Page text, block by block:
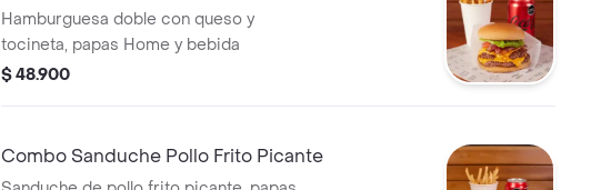
Hamburguesa doble con queso y
tocineta, papas Home y bebida
$ 48.900
Combo Sanduche Pollo Frito Picante